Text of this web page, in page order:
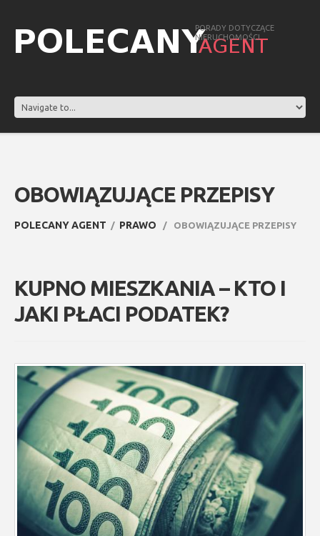
PORADY DOTYCZĄCE
NIERUCHOMOŚCI
OBOWIĄZUJĄCE PRZEPISY
POLECANY AGENT PRAWO OBOWIĄZUJĄCE PRZEPISY
KUPNO MIESZKANIA – KTO I
JAKI PŁACI PODATEK?